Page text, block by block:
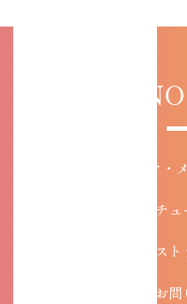
お知らせ・
コアチ
インス
お